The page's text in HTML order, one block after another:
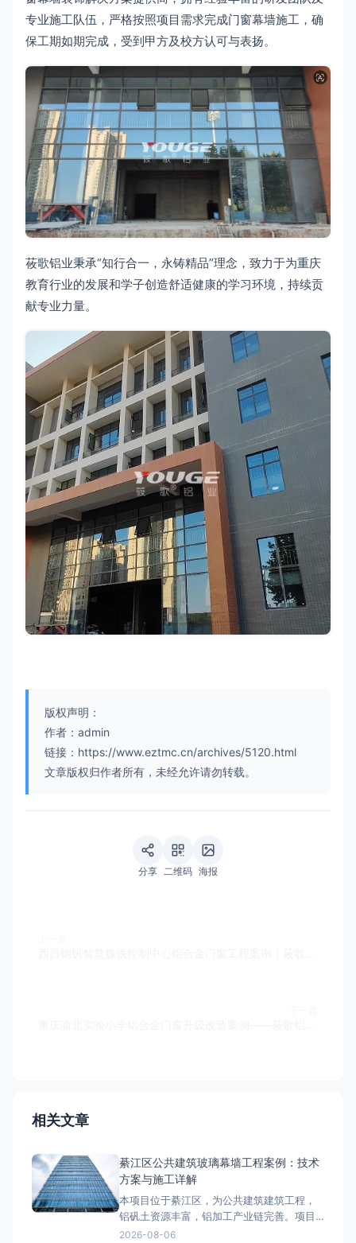
专业施工队伍，严格按照项目需求完成门窗幕墙施工，确
保工期如期完成，受到甲方及校方认可与表扬。
莜歌铝业秉承“知行合一，永铸精品”理念，致力于为重庆
教育行业的发展和学子创造舒适健康的学习环境，持续贡
献专业力量。
版权声明：
作者：admin
链接：https://www.eztmc.cn/archives/5120.html
文章版权归作者所有，未经允许请勿转载。
分享 二维码 海报
相关文章
綦江区公共建筑玻璃幕墙工程案例：技术
方案与施工详解
本项目位于綦江区，为公共建筑建筑工程，
铝矾土资源丰富，铝加工产业链完善。项目
外立面采用玻璃幕墙系统，工程总面积约
2026-08-06